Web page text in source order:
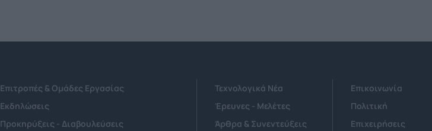
Επιτροπές & Ομάδες Εργασίας
Εκδηλώσεις
Προκηρύξεις - Διαβουλεύσεις
Τεχνολογικά Νέα
Έρευνες - Μελέτες
Άρθρα & Συνεντεύξεις
Επικοινωνία
Πολιτική
Επιχειρήσεις